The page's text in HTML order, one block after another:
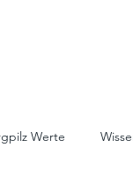
Werte